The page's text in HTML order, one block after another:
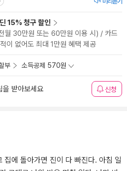
15% 청구 할인
월 30만원 또는 60만원 이용 시) / 카드
이 없어도 최대 1만원 혜택 제공
부 소득공제 570원
을 받아보세요 신청
집에 돌아가면 진이 다 빠진다. 아침 일